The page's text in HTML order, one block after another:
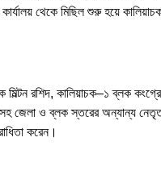
থেকে মিছিল শুরু হয়ে কালিয়াচক
মিল্টন রশিদ, কালিয়াচক–১ ব্লক
জেলা ও ব্লক স্তরের অন্যান্য
করেন।